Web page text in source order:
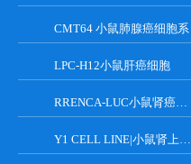
CMT64 小鼠肺腺癌细胞系
LPC-H12小鼠肝癌细胞
RRENCA-LUC小鼠肾癌细胞LUC转染株
Y1 CELL LINE|小鼠肾上腺皮质瘤细胞